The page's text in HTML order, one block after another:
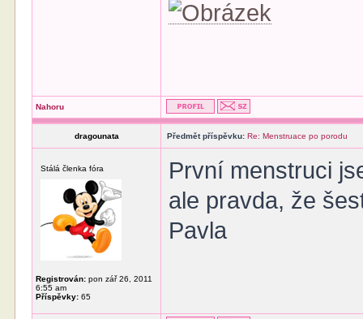
Nahoru
dragounata Předmět příspěvku: Re: Menstruace po porodu
Stálá členka fóra
Registrován: pon zář 26, 2011
6:55 am
Příspěvky: 65
První menstruci
ale pravda, že
Pavla